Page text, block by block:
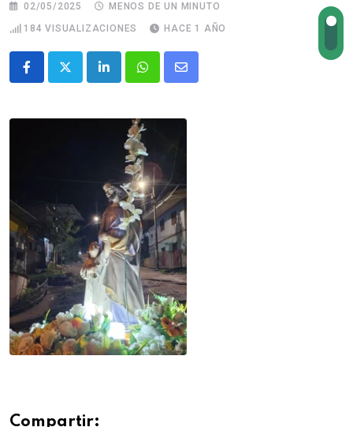
02/05/2025
MENOS DE UN MINUTO
184 VISUALIZACIONES HACE 1 AÑO
Compartir: